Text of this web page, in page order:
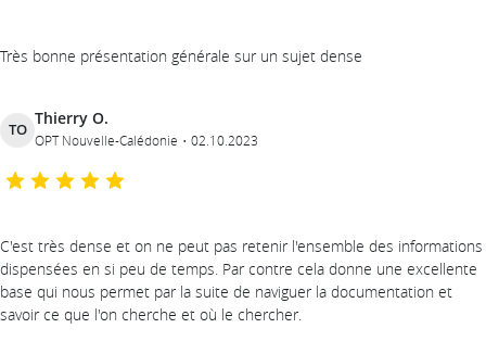
Très bonne présentation générale sur un sujet dense
TO
Thierry O.
OPT Nouvelle-Calédonie 02.10.2023
C'est très dense et on ne peut pas retenir l'ensemble des informations
dispensées en si peu de temps. Par contre cela donne une excellente
base qui nous permet par la suite de naviguer la documentation et
savoir ce que l'on cherche et où le chercher.